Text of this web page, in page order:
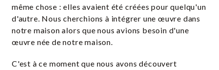
même chose : elles avaient été créées pour quelqu'un
d'autre. Nous cherchions à intégrer une œuvre dans
notre maison alors que nous avions besoin d'une
œuvre née de notre maison.
C'est à ce moment que nous avons découvert